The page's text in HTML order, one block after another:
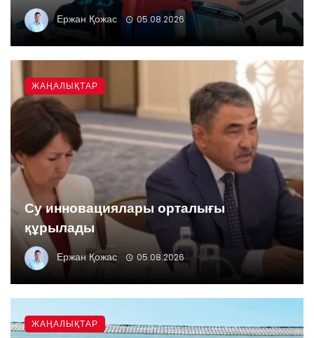
Ержан Қожас 05.08.2026
Су инновациялары орталығы
құрылады
Ержан Қожас 05.08.2026
ЖАҢАЛЫҚТАР
ЖАҢАЛЫҚТАР